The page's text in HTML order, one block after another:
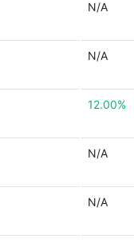
N/A
N/A
12.00%
N/A
N/A